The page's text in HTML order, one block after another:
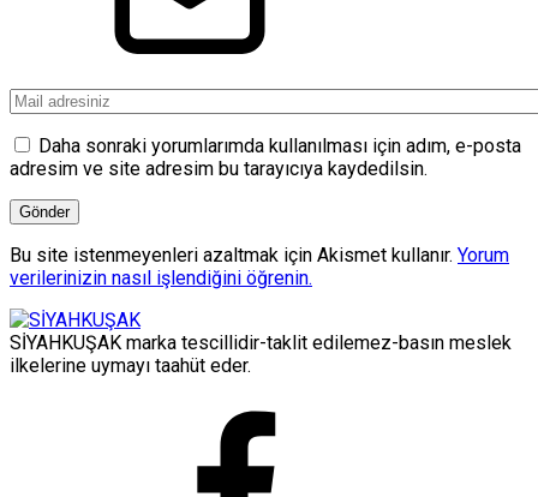
Daha sonraki yorumlarımda kullanılması için adım, e-posta
adresim ve site adresim bu tarayıcıya kaydedilsin.
Bu site istenmeyenleri azaltmak için Akismet kullanır. Yorum
verilerinizin nasıl işlendiğini öğrenin.
SİYAHKUŞAK marka tescillidir-taklit edilemez-basın meslek
ilkelerine uymayı taahüt eder.